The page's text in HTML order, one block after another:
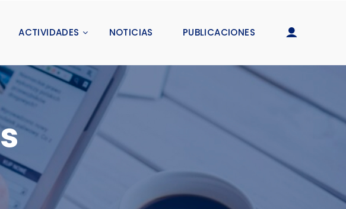
ACTIVIDADES NOTICIAS PUBLICACIONES